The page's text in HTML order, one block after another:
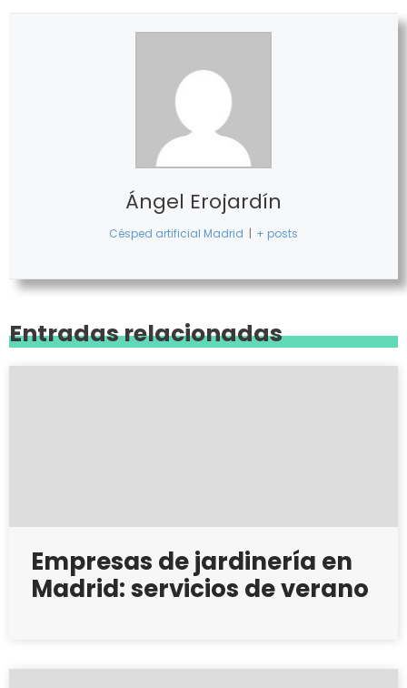
Ángel Erojardín
Césped artificial Madrid | + posts
Entradas relacionadas
Empresas de jardinería en
Madrid: servicios de verano